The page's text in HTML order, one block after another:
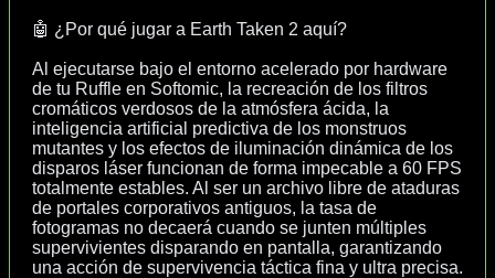
🤖 ¿Por qué jugar a Earth Taken 2 aquí?
Al ejecutarse bajo el entorno acelerado por hardware
de tu Ruffle en Softomic, la recreación de los filtros
cromáticos verdosos de la atmósfera ácida, la
inteligencia artificial predictiva de los monstruos
mutantes y los efectos de iluminación dinámica de los
disparos láser funcionan de forma impecable a 60 FPS
totalmente estables. Al ser un archivo libre de ataduras
de portales corporativos antiguos, la tasa de
fotogramas no decaerá cuando se junten múltiples
supervivientes disparando en pantalla, garantizando
una acción de supervivencia táctica fina y ultra precisa.